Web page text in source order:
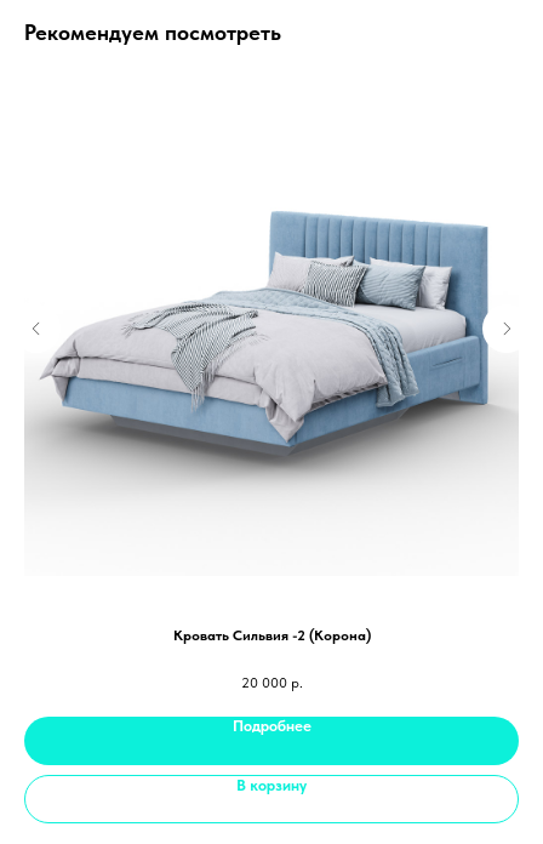
Рекомендуем посмотреть
Кровать Сильвия -2 (Корона)
20 000 р.
Подробнее
В корзину